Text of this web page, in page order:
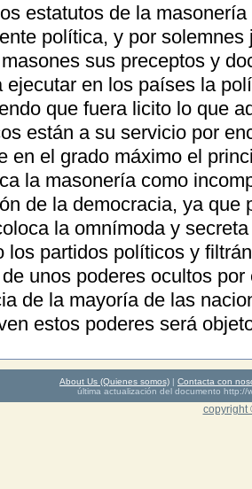
estatutos de la
política, y por
sus preceptos y
ejecutar en los países la
que fuera licito lo que
están a su servicio por
en el grado máximo el
la masonería como
de la democracia, ya que
la omnímoda y
los partidos políticos y
unos poderes ocultos
de la mayoría de las
estos poderes será
About Us (Quienes somos) | Contacta con
última actualización del documento http://
copyright